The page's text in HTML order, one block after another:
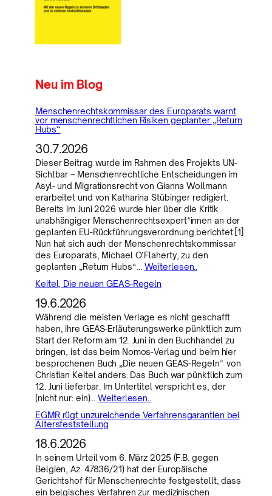
Neu im Blog
Menschenrechtskommissar des Europarats warnt
vor menschenrechtlichen Risiken geplanter „Return
Hubs“
30.7.2026
Dieser Beitrag wurde im Rahmen des Projekts UN-
Sichtbar – Menschenrechtliche Entscheidungen im
Asyl- und Migrationsrecht von Gianna Wollmann
erarbeitet und von Katharina Stübinger redigiert.
Bereits im Juni 2026 wurde hier über die Kritik
unabhängiger Menschenrechtsexpert*innen an der
geplanten EU-Rückführungsverordnung berichtet.[1]
Nun hat sich auch der Menschenrechtskommissar
des Europarats, Michael O’Flaherty, zu den
geplanten „Return Hubs“… Weiterlesen..
Keitel, Die neuen GEAS-Regeln
19.6.2026
Während die meisten Verlage es nicht geschafft
haben, ihre GEAS-Erläuterungswerke pünktlich zum
Start der Reform am 12. Juni in den Buchhandel zu
bringen, ist das beim Nomos-Verlag und beim hier
besprochenen Buch „Die neuen GEAS-Regeln“ von
Christian Keitel anders: Das Buch war pünktlich zum
12. Juni lieferbar. Im Untertitel verspricht es, der
(nicht nur: ein)…Weiterlesen..
EGMR rügt unzureichende Verfahrensgarantien bei
Altersfeststellung
18.6.2026
In seinem Urteil vom 6. März 2025 (F.B. gegen
Belgien, Az. 47836/21) hat der Europäische
Gerichtshof für Menschenrechte festgestellt, dass
ein belgisches Verfahren zur medizinischen